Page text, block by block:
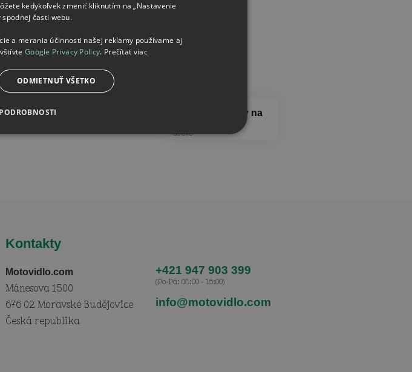
19.96
kategorie
Fotoobrazy na
Kontakty
Motovidlo.com
Mánesova 1500
676 02 Moravské Budějovice
Česká republika
+421 947 903 399
(Po-Pá: 08:00 - 16:00)
info@motovidlo.com
kedykoľvek zmeniť kliknutím na „Nastavenie
spodnej časti webu.
a merania účinnosti našej reklamy používame aj
Google Privacy Policy. Prečítať viac
ODMIETNUŤ VŠETKO